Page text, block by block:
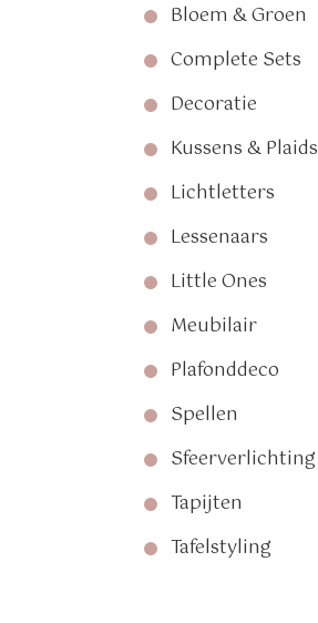
Bloem & Groen
Complete Sets
Decoratie
Kussens & Plaids
Lichtletters
Lessenaars
Little Ones
Meubilair
Plafonddeco
Spellen
Sfeerverlichting
Tapijten
Tafelstyling